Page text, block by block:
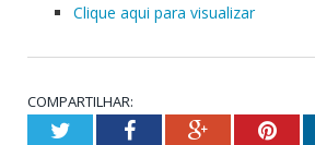
Clique aqui para visualizar
COMPARTILHAR:
TwitterFacebookGoogle+